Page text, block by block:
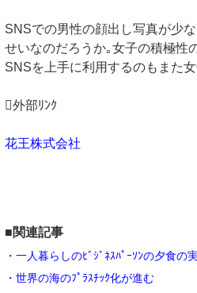
SNSでの男性の顔出し写真が少
せいなのだろうか｡女子の積極性
SNSを上手に利用するのもまた
外部ﾘﾝｸ
花王株式会社
■関連記事
・一人暮らしのﾋﾞｼﾞﾈｽﾊﾟｰｿﾝの夕食の
・世界の海のﾌﾟﾗｽﾁｯｸ化が進む